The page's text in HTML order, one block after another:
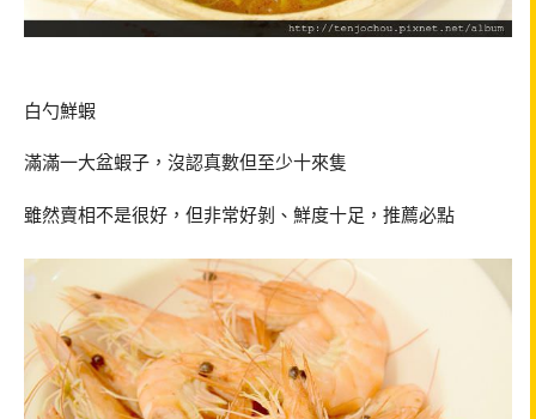
白勺鮮蝦
滿滿一大盆蝦子，沒認真數但至少十來隻
雖然賣相不是很好，但非常好剝、鮮度十足，推薦必點